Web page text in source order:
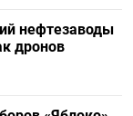
нефтезаводы
дронов